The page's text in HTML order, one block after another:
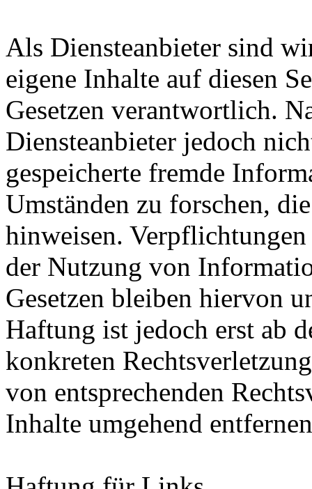
Als Diensteanbieter sind
eigene Inhalte auf diesen
Gesetzen verantwortlich.
Diensteanbieter jedoch
gespeicherte fremde
Umständen zu forschen,
hinweisen.
der Nutzung von
Gesetzen bleiben hiervon
Haftung ist jedoch erst ab
konkreten
von entsprechenden
Inhalte umgehend